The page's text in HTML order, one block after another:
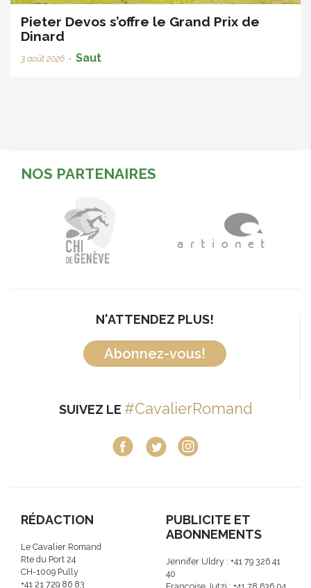
Pieter Devos s’offre le Grand Prix de
Dinard
3 août 2026 • Saut
NOS PARTENAIRES
N'ATTENDEZ PLUS!
Abonnez-vous!
SUIVEZ LE #CavalierRomand
RÉDACTION
Le Cavalier Romand
Rte du Port 24
CH-1009 Pully
+41 21 729 86 83
PUBLICITE ET
ABONNEMENTS
Jennifer Uldry : +41 79 326 41
40